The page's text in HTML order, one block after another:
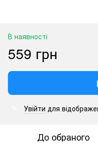
В наявності
559 грн
Увійти для
До обраного